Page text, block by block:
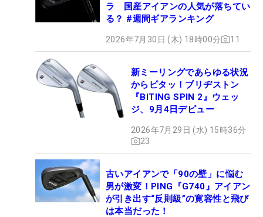
ラ 国産アイアンの人気が落ちてい
る？ #週間ギアランキング
2026年7月30日 (木) 18時00分 11
新ミーリングであらゆる状況
からピタッ！ブリヂストン
『BITING SPIN 2』ウェッ
ジ、9月4日デビュー
2026年7月29日 (水) 15時36分
23
古いアイアンで「90の壁」に悩む
男が激変！PING『G740』アイアン
が引き出す“反則級”の寛容性と飛び
は本当だった！